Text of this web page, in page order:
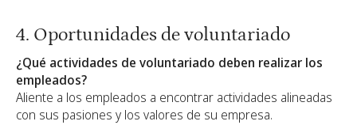
4. Oportunidades de voluntariado
¿Qué actividades de voluntariado deben realizar los
empleados?
Aliente a los empleados a encontrar actividades alineadas
con sus pasiones y los valores de su empresa.